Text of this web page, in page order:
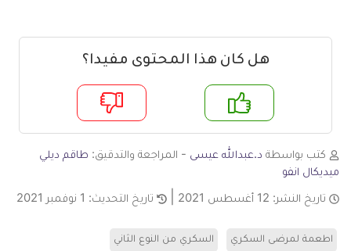
هل كان هذا المحتوى مفيدا؟
لا
كتب بواسطة د.عبدالله عيسى - المراجعة والتدقيق: طاقم ديلي
ميديكال انفو
تاريخ النشر: 12 أغسطس 2021 تاريخ التحديث: 1 نوفمبر 2021
اطعمة لمرضى السكري السكري من النوع الثاني